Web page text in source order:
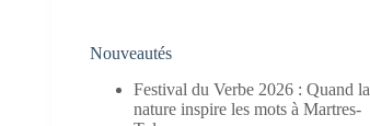
Nouveautés
Festival du Verbe 2026 : Quand la
nature inspire les mots à Martres-